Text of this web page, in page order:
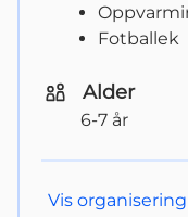
Fotballek
Alder
6-7 år
Vis